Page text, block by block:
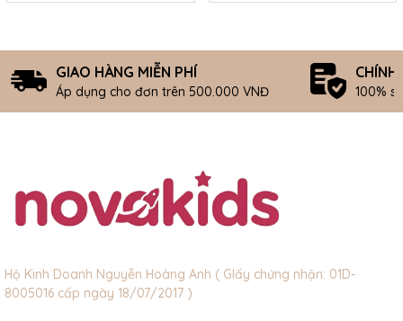
GIAO HÀNG MIỄN PHÍ
Áp dụng cho đơn trên 500.000 VNĐ
CHÍNH
100%
Hộ Kinh Doanh Nguyễn Hoàng Anh ( GIấy chứng nhận: 01D-
8005016 cấp ngày 18/07/2017 )